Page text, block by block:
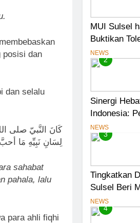
posisi dan
dan selalu
لِسَانِ نَبِيِّهِ مَا
sahabat
pahala, lalu
para ahli fiqhi
MUI Sulsel
Buktikan
Seremoni
NEWS
2
Sinergi
Indonesia:
Pelaku
NEWS
3
Tingkatkan
Sulsel Beri
Sulawesi
NEWS
4